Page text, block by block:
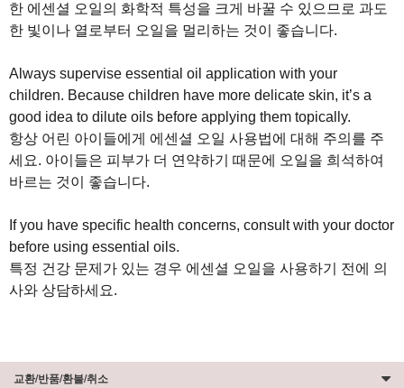
한 에센셜 오일의 화학적 특성을 크게 바꿀 수 있으므로 과도
한 빛이나 열로부터 오일을 멀리하는 것이 좋습니다.
Always supervise essential oil application with your
children. Because children have more delicate skin, it’s a
good idea to dilute oils before applying them topically.
항상 어린 아이들에게 에센셜 오일 사용법에 대해 주의를 주
세요. 아이들은 피부가 더 연약하기 때문에 오일을 희석하여
바르는 것이 좋습니다.
If you have specific health concerns, consult with your doctor
before using essential oils.
특정 건강 문제가 있는 경우 에센셜 오일을 사용하기 전에 의
사와 상담하세요.
교환/반품/환불/취소